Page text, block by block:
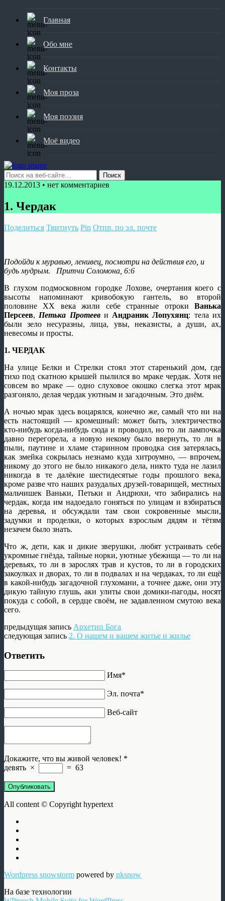
Главная
Обо мне
Контакты
Моя проза
Моя поэзия
Моё видео
19.12.2013 • нет комментариев
1. Чердак
Поделиться Твитнуть Pin Отпр. по эл. почте
Подойди к муравью, ленивец, посмотри на действия его, и
будь мудрым.
Притчи Соломона, 6:6
В глухом подмосковном городке Лохове, очертания коего с
высоты напоминают кривобокую гантель, во второй
половине ХХ века жили себе странные отроки Ванька
Персеев, Петька Протееви Андраник Лопухянц: тела их
были зело несуразны, лица, увы, неказисты, а души, ах,
невесомы и просты.
1. ЧЕРДАК
На улице Белки и Стрелки стоял этот старенький дом, где
тихо под скатною крышей пылился во мраке чердак. Хотя не
совсем во мраке — одно слуховое окошко слегка этот мрак
разгоняло, делая чердак уютным и загадочным. Это днём.
А ночью мрак здесь воцарялся, конечно же, самый что ни на
есть настоящий — кромешный: может быть, электричество
кто-нибудь когда-нибудь сюда и проводил, но то ли лампочка
давно перегорела, а новую некому было ввернуть, то ли в
пыли, паутине и хламе старинном проводка сия затерялась,
как змейка сокрылась незнамо куда хитроумно, — впрочем,
никому до этого не было никакого дела, никто туда не лазил
никогда в те далёкие шестидесятые годы прошлого века,
кроме разве что наших разудалых друзей-товарищей, местных
мальчишек Ваньки, Петьки и Андрюхи, что забирались на
чердак, когда им надоедало гоняться по улицам и взбираться
на деревья, и обсуждали там свои сокровенные мысли,
задумки и проделки, о которых взрослым дядям и тётям
незачем было знать.
Что ж, дети, как и дикие зверушки, любят устраивать себе
укромные гнёзда, тайные норки, уютные убежища — то ли на
деревьях, то ли в зарослях трав и кустов, то ли в городских
закоулках и дворах, то ли в подвалах и на чердаках, то ли ещё
в какой-нибудь загадочной глухомани, а точнее даже, они эту
дикую тайную глушь, аки улиты свои домики-пагоды, носят
покуда с собой, в сердце своём, не задавленном смутою века
сего.
предыдущая запись Архетип Бога
следующая запись 2. О нашем и вашем житье и жилье
Ответить
Имя*
Эл. почта*
Веб-сайт
Докажите, что вы живой человек! *
девять × = 63
Опубликовать
All content © Copyright hypertext
Wordpress snowstorm powered by nksnow
На базе технологии